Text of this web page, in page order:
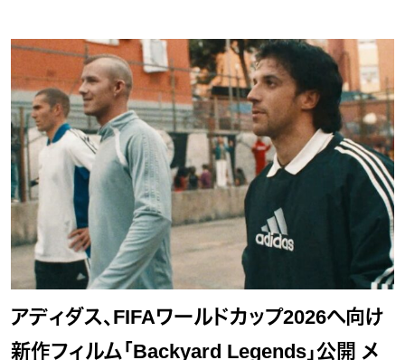
アディダス、FIFAワールドカップ2026へ向け
新作フィルム「Backyard Legends」公開 メ